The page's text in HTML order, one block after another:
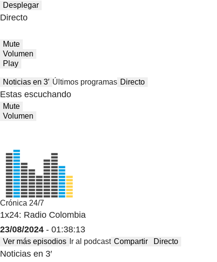
Desplegar
Directo
Mute
Volumen
Play
Noticias en 3′ Últimos programas Directo
Estas escuchando
Mute
Volumen
Crónica 24/7
1x24: Radio Colombia
23/08/2024 - 01:38:13
Ver más episodios Ir al podcast Compartir Directo
Noticias en 3′